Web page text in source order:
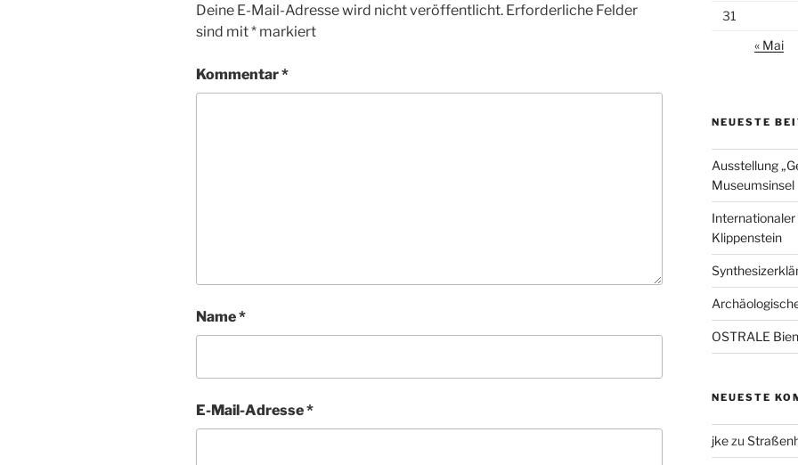
Deine E-Mail-Adresse wird nicht veröffentlicht. Erforderliche Felder
sind mit* markiert
Kommentar*
Name*
E-Mail-Adresse*
31
« Mai
NEUESTE
Ausstellung
Museumsinsel
Klippenstein
OSTRALE
NEUESTE
jkezu